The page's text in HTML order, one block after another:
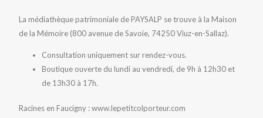
La médiathèque patrimoniale de PAYSALP se trouve à la Maison
de la Mémoire (800 avenue de Savoie, 74250 Viuz-en-Sallaz).
Consultation uniquement sur rendez-vous.
Boutique ouverte du lundi au vendredi, de 9h à 12h30 et
de 13h30 à 17h.
Racines en Faucigny : www.lepetitcolporteur.com